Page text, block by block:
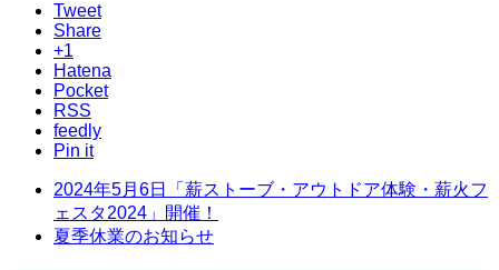
Tweet
Share
+1
Hatena
Pocket
RSS
feedly
Pin it
2024年5月6日「薪ストーブ・アウトドア体験・薪火フ
ェスタ2024」開催！
夏季休業のお知らせ